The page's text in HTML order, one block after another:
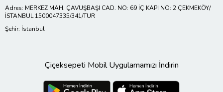
Adres: MERKEZ MAH. ÇAVUŞBAŞI CAD. NO: 69 İÇ KAPI NO: 2 ÇEKMEKÖY/
İSTANBUL 1500047335/341/TUR
Şehir: İstanbul
Çiçeksepeti Mobil Uygulamamızı İndirin